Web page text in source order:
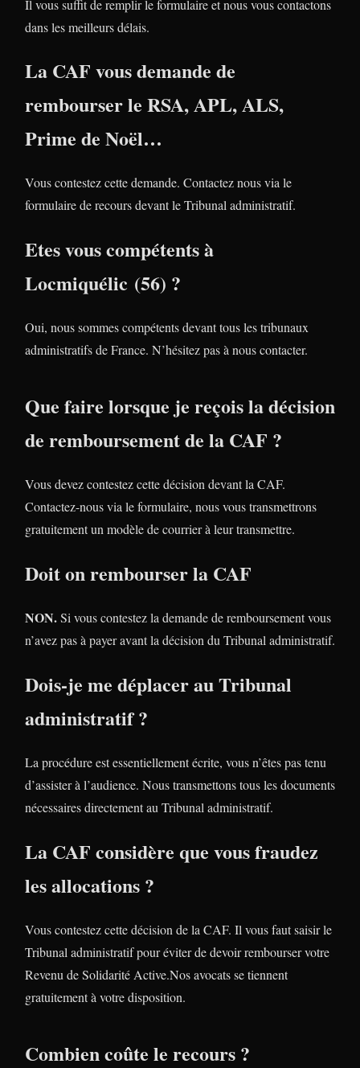
Il vous suffit de remplir le formulaire et nous vous contactons
dans les meilleurs délais.
La CAF vous demande de
rembourser le RSA, APL, ALS,
Prime de Noël…
Vous contestez cette demande. Contactez nous via le
formulaire de recours devant le Tribunal administratif.
Etes vous compétents à
Locmiquélic (56) ?
Oui, nous sommes compétents devant tous les tribunaux
administratifs de France. N’hésitez pas à nous contacter.
Que faire lorsque je reçois la décision
de remboursement de la CAF ?
Vous devez contestez cette décision devant la CAF.
Contactez-nous via le formulaire, nous vous transmettrons
gratuitement un modèle de courrier à leur transmettre.
Doit on rembourser la CAF
NON.Si vous contestez la demande de remboursement vous
n’avez pas à payer avant la décision du Tribunal administratif.
Dois-je me déplacer au Tribunal
administratif ?
La procédure est essentiellement écrite, vous n’êtes pas tenu
d’assister à l’audience. Nous transmettons tous les documents
nécessaires directement au Tribunal administratif.
La CAF considère que vous fraudez
les allocations ?
Vous contestez cette décision de la CAF. Il vous faut saisir le
Tribunal administratif pour éviter de devoir rembourser votre
Revenu de Solidarité Active.Nos avocats se tiennent
gratuitement à votre disposition.
Combien coûte le recours ?